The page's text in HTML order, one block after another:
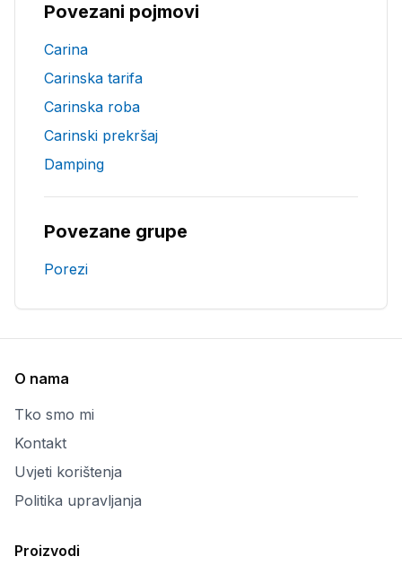
Povezani pojmovi
Carina
Carinska tarifa
Carinska roba
Carinski prekršaj
Damping
Povezane grupe
Porezi
O nama
Tko smo mi
Kontakt
Uvjeti korištenja
Politika upravljanja
Proizvodi